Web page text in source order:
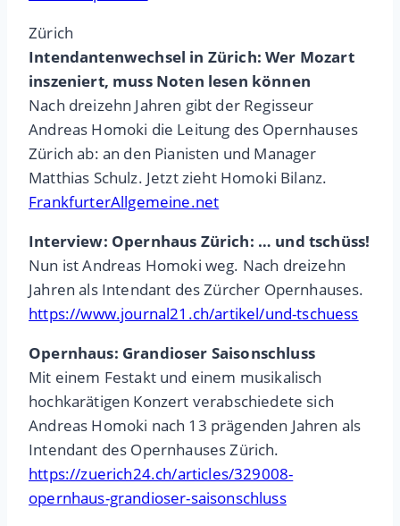
Zürich
Intendantenwechsel in Zürich: Wer Mozart
inszeniert, muss Noten lesen können
Nach dreizehn Jahren gibt der Regisseur
Andreas Homoki die Leitung des Opernhauses
Zürich ab: an den Pianisten und Manager
Matthias Schulz. Jetzt zieht Homoki Bilanz.
FrankfurterAllgemeine.net
Interview: Opernhaus Zürich: … und tschüss!
Nun ist Andreas Homoki weg. Nach dreizehn
Jahren als Intendant des Zürcher Opernhauses.
https://www.journal21.ch/artikel/und-tschuess
Opernhaus: Grandioser Saisonschluss
Mit einem Festakt und einem musikalisch
hochkarätigen Konzert verabschiedete sich
Andreas Homoki nach 13 prägenden Jahren als
Intendant des Opernhauses Zürich.
https://zuerich24.ch/articles/329008-
opernhaus-grandioser-saisonschluss